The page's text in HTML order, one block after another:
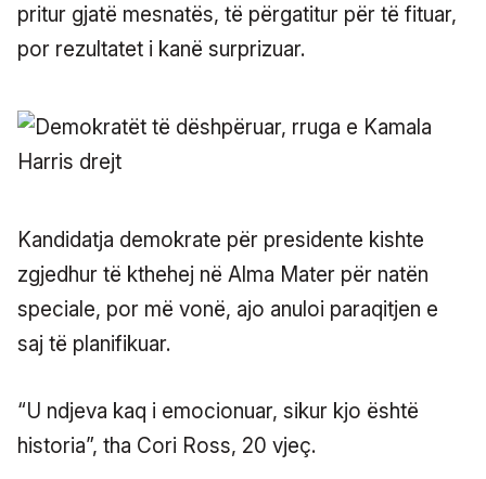
pritur gjatë mesnatës, të përgatitur për të fituar,
por rezultatet i kanë surprizuar.
Kandidatja demokrate për presidente kishte
zgjedhur të kthehej në Alma Mater për natën
speciale, por më vonë, ajo anuloi paraqitjen e
saj të planifikuar.
“U ndjeva kaq i emocionuar, sikur kjo është
historia”, tha Cori Ross, 20 vjeç.